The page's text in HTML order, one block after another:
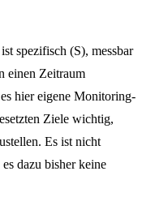
spezifisch (S), messbar
einen Zeitraum
hier eigene Monitoring-
Ziele wichtig,
Es ist nicht
dazu bisher keine